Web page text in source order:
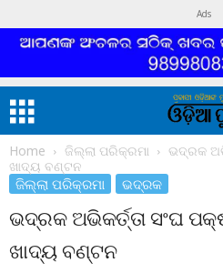
Ads
Home ଜିଲ୍ଲା ପରିକ୍ରମା
ଭଦ୍ରକ
ଖାଦ୍ୟ ବଣ୍ଟନ
ଜିଲ୍ଲା ପରିକ୍ରମା ଭଦ୍ରକ
ଭଦ୍ରକ ଅଭିକର୍ତ୍ତା ସଂଘ
ଖାଦ୍ୟ ବଣ୍ଟନ